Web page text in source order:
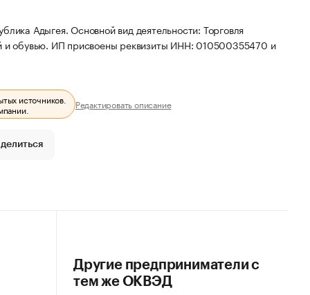
Адыгея. Основной вид деятельности: Торговля
и обувью. ИП присвоены реквизиты ИНН: 010500355470 и
источников.
Редактировать описание
Другие предприниматели с
тем же ОКВЭД